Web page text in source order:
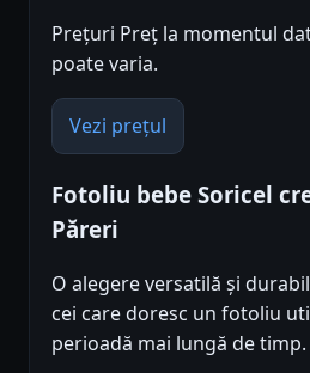
Prețuri Preț la momentul
poate varia.
Vezi prețul
Fotoliu bebe Soricel
Păreri
O alegere versatilă și
cei care doresc un fotoliu
perioadă mai lungă de timp.